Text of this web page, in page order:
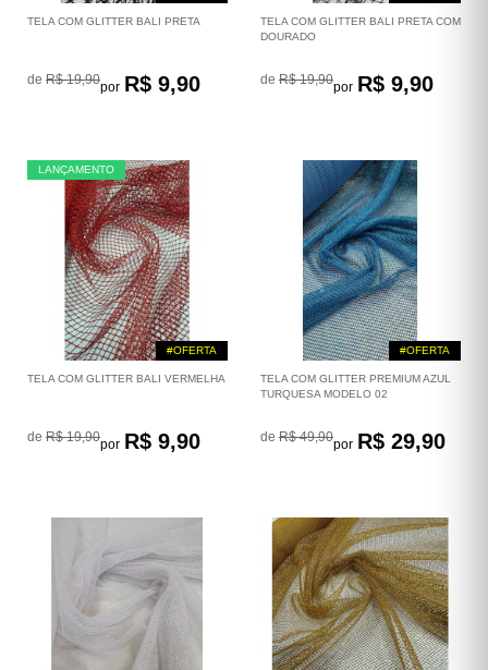
TELA COM GLITTER BALI PRETA
de R$ 19,90por R$ 9,90
TELA COM GLITTER BALI PRETA COM
DOURADO
de R$ 19,90por R$ 9,90
#OFERTA
LANÇAMENTO
TELA COM GLITTER BALI VERMELHA
de R$ 19,90por R$ 9,90
#OFERTA
TELA COM GLITTER PREMIUM AZUL
TURQUESA MODELO 02
de R$ 49,90por R$ 29,90